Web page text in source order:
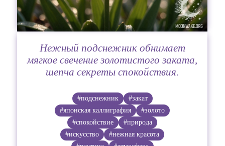
Нежный подснежник обнимает
мягкое свечение золотистого заката,
шепча секреты спокойствия.
#подснежник
#закат
#японская каллиграфия
#золото
#спокойствие
#природа
#искусство
#нежная красота